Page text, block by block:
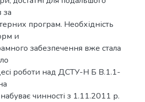
за
програм. Необхідність
и
забезпечення вже стала
роботи над ДСТУ-Н Б В.1.1-
набуває чинності з 1.11.2011 р.